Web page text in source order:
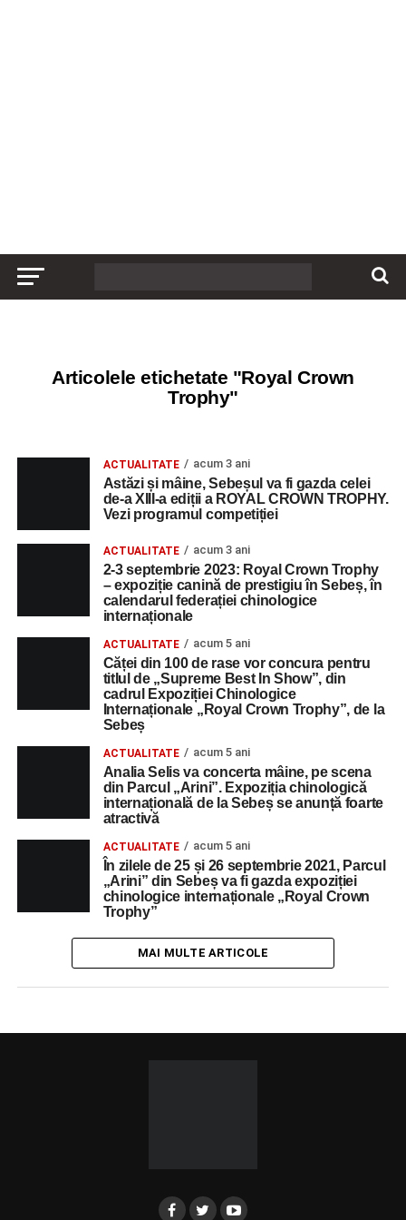
Articolele etichetate "Royal Crown
Trophy"
ACTUALITATE acum 3 ani
Astăzi și mâine, Sebeșul va fi gazda celei
de-a XIII-a ediții a ROYAL CROWN TROPHY.
Vezi programul competiției
ACTUALITATE acum 3 ani
2-3 septembrie 2023: Royal Crown Trophy
– expoziție canină de prestigiu în Sebeș, în
calendarul federației chinologice
internaționale
ACTUALITATE acum 5 ani
Căței din 100 de rase vor concura pentru
titlul de „Supreme Best In Show”, din
cadrul Expoziției Chinologice
Internaționale „Royal Crown Trophy”, de la
Sebeș
ACTUALITATE acum 5 ani
Analia Selis va concerta mâine, pe scena
din Parcul „Arini”. Expoziția chinologică
internațională de la Sebeș se anunță foarte
atractivă
ACTUALITATE acum 5 ani
În zilele de 25 și 26 septembrie 2021, Parcul
„Arini” din Sebeș va fi gazda expoziției
chinologice internaționale „Royal Crown
Trophy”
MAI MULTE ARTICOLE